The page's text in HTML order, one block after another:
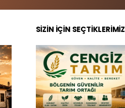
SİZİN İÇİN SEÇTİKLERİMİZ